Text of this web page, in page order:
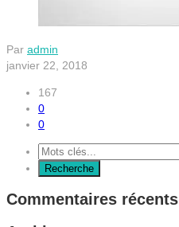
Par admin
janvier 22, 2018
167
0
0
Commentaires récents